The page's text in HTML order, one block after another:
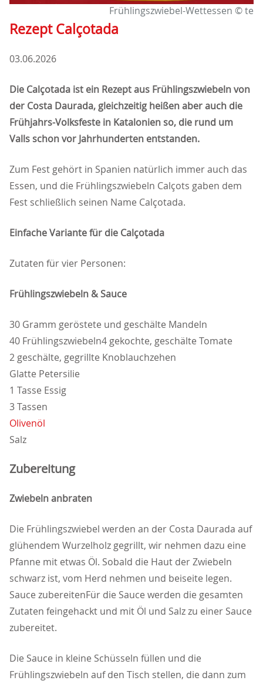
Frühlingszwiebel-Wettessen © te
Rezept Calçotada
03.06.2026
Die Calçotada ist ein Rezept aus Frühlingszwiebeln von
der Costa Daurada, gleichzeitig heißen aber auch die
Frühjahrs-Volksfeste in Katalonien so, die rund um
Valls schon vor Jahrhunderten entstanden.
Zum Fest gehört in Spanien natürlich immer auch das
Essen, und die Frühlingszwiebeln Calçots gaben dem
Fest schließlich seinen Name Calçotada.
Einfache Variante für die Calçotada
Zutaten für vier Personen:
Frühlingszwiebeln & Sauce
30 Gramm geröstete und geschälte Mandeln
40 Frühlingszwiebeln4 gekochte, geschälte Tomate
2 geschälte, gegrillte Knoblauchzehen
Glatte Petersilie
1 Tasse Essig
3 Tassen
Olivenöl
Salz
Zubereitung
Zwiebeln anbraten
Die Frühlingszwiebel werden an der Costa Daurada auf
glühendem Wurzelholz gegrillt, wir nehmen dazu eine
Pfanne mit etwas Öl. Sobald die Haut der Zwiebeln
schwarz ist, vom Herd nehmen und beiseite legen.
Sauce zubereitenFür die Sauce werden die gesamten
Zutaten feingehackt und mit Öl und Salz zu einer Sauce
zubereitet.
Die Sauce in kleine Schüsseln füllen und die
Frühlingszwiebeln auf den Tisch stellen, die dann zum